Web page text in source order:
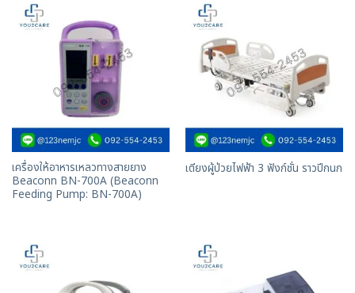
เครื่องให้อาหารเหลวทางสายยาง
Beaconn BN-700A (Beaconn
Feeding Pump: BN-700A)
เตียงผู้ป่วยไฟฟ้า 3 ฟังก์ชั่น ราวปีกนก